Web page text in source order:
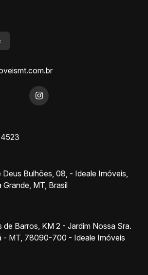
Deus Bulhões 08 - Ideale Imóveis
Grande MT Brasil
de Barros, KM 2 - Jardim Nossa Sra.
- MT, 78090-700 - Ideale Imóveis